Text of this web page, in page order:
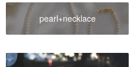
pearl+necklace